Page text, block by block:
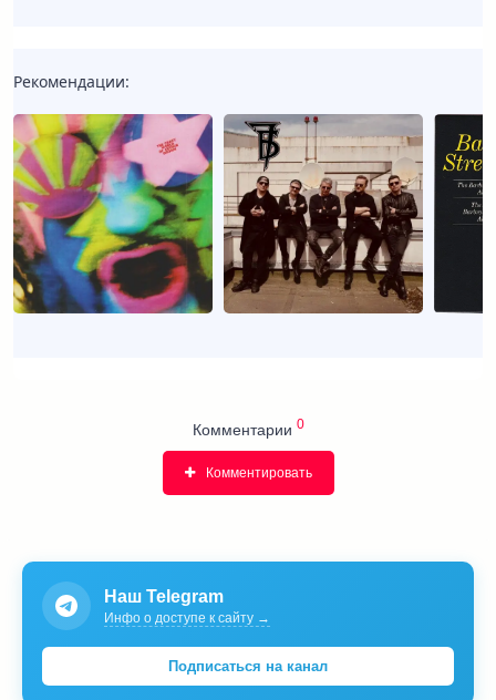
Рекомендации:
Комментарии 0
Комментировать
Наш Telegram
Инфо о доступе к сайту →
Подписаться на канал